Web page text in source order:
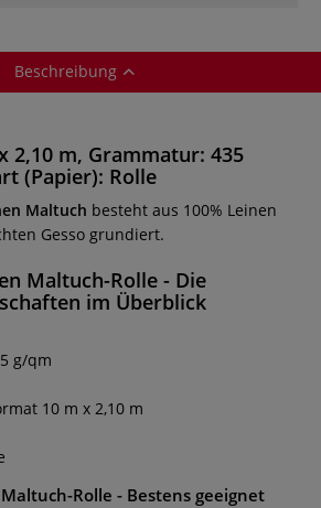
Beschreibung
2,10 m, Grammatur: 435
(Papier): Rolle
Maltuch besteht aus 100% Leinen
Gesso grundiert.
Maltuch-Rolle - Die
im Überblick
g/qm
10 m x 2,10 m
Rolle - Bestens geeignet